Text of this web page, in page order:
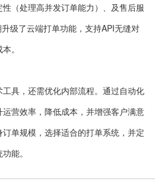
（处理高并发订单能力）、及售后服
级了云端打单功能，支持API无缝对
。
具，还需优化内部流程。通过自动化
营效率，降低成本，并增强客户满意
单规模，选择适合的打单系统，并定
能。